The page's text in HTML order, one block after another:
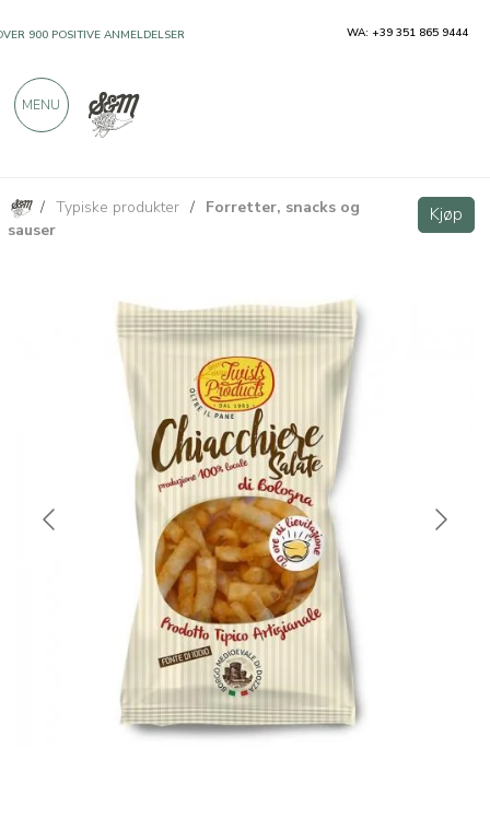
/ Typiske produkter / Forretter, snacks og
sauser
Kjøp
Tradisjonelle salte kjeks fra Bologna 180g Kjøp
900 POSITIVE ANMELDELSER WA: +39 351 865 9444
MENU